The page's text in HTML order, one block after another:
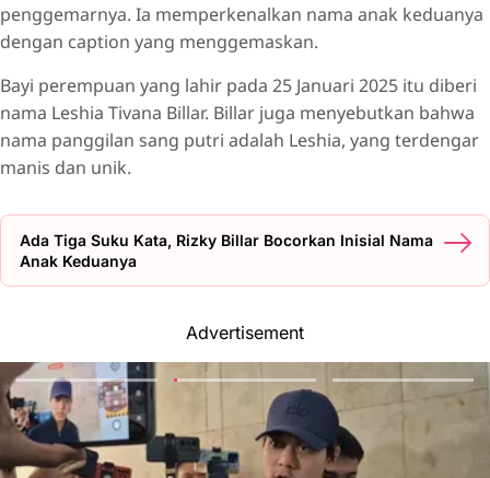
penggemarnya. Ia memperkenalkan nama anak keduanya
dengan caption yang menggemaskan.
Bayi perempuan yang lahir pada 25 Januari 2025 itu diberi
nama Leshia Tivana Billar. Billar juga menyebutkan bahwa
nama panggilan sang putri adalah Leshia, yang terdengar
manis dan unik.
Ada Tiga Suku Kata, Rizky Billar Bocorkan Inisial Nama
Anak Keduanya
Advertisement